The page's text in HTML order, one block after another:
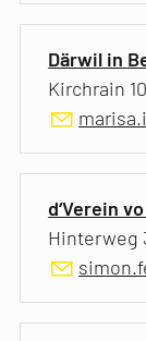
Därwil in
Kirchrain
d‘Verein
Hinterweg